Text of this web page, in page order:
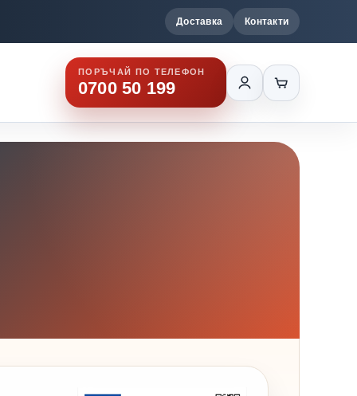
Доставка Контакти
ПОРЪЧАЙ ПО ТЕЛЕФОН
0700 50 199